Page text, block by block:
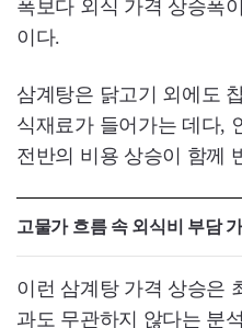
폭보다 외식 가격 상승폭
이다.
삼계탕은 닭고기 외에도
식재료가 들어가는 데다,
전반의 비용 상승이 함께
고물가 흐름 속 외식비 부담
이런 삼계탕 가격 상승은
과도 무관하지 않다는 분